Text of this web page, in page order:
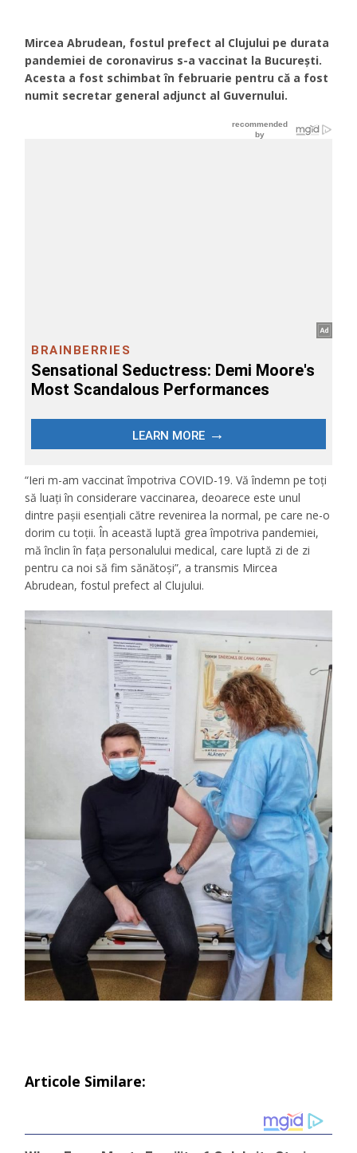
Mircea Abrudean, fostul prefect al Clujului pe durata
pandemiei de coronavirus s-a vaccinat la București.
Acesta a fost schimbat în februarie pentru că a fost
numit secretar general adjunct al Guvernului.
“Ieri m-am vaccinat împotriva COVID-19. Vă îndemn pe toți
să luați în considerare vaccinarea, deoarece este unul
dintre pașii esențiali către revenirea la normal, pe care ne-o
dorim cu toții. În această luptă grea împotriva pandemiei,
mă înclin în fața personalului medical, care luptă zi de zi
pentru ca noi să fim sănătoși”, a transmis Mircea
Abrudean, fostul prefect al Clujului.
Articole Similare: